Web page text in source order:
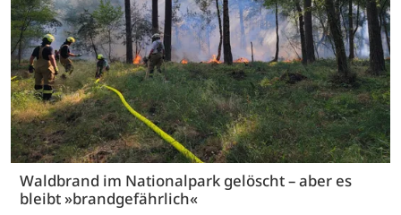
Waldbrand im Nationalpark gelöscht – aber es
bleibt »brandgefährlich«